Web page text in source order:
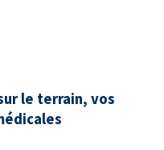
le terrain, vos